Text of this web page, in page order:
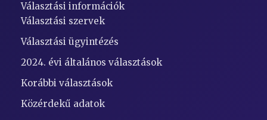
Választási információk
Választási szervek
Választási ügyintézés
2024. évi általános választások
Korábbi választások
Közérdekű adatok